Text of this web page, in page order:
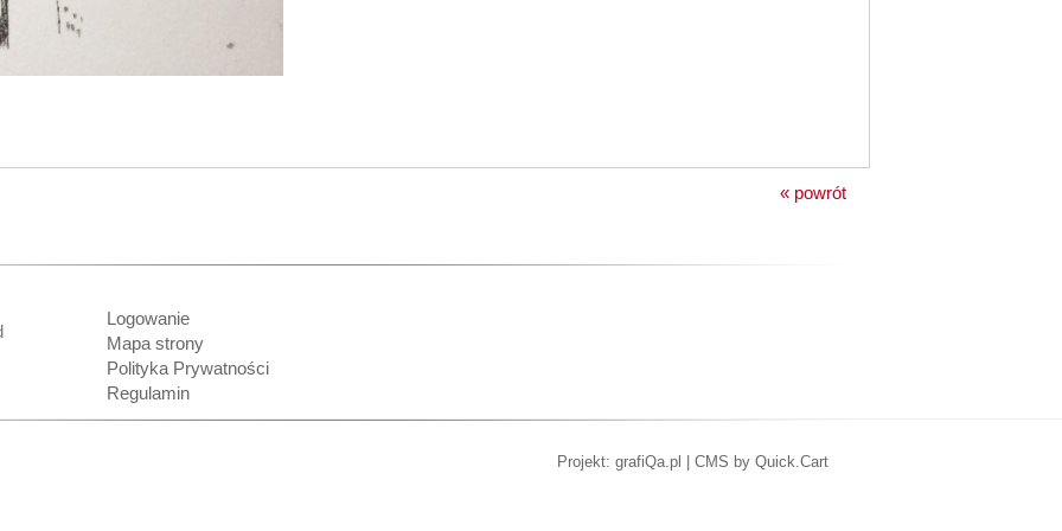
« powrót
Logowanie
Mapa strony
Polityka Prywatności
Regulamin
Projekt: grafiQa.pl CMS by Quick.Cart